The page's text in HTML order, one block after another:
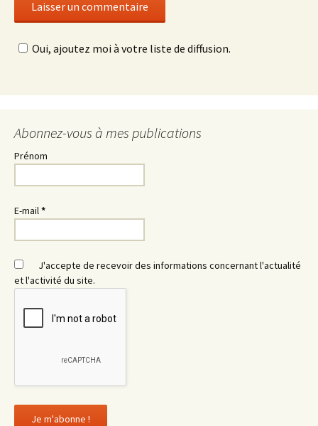
Oui, ajoutez moi à votre liste de diffusion.
Abonnez-vous à mes publications
Prénom
E-mail*
J'accepte de recevoir des informations concernant l'actualité
et l'activité du site.